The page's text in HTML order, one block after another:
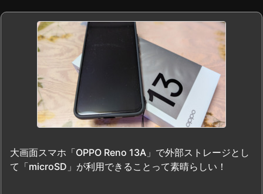
大画面スマホ「OPPO Reno 13A」で外部ストレージとし
て「microSD」が利用できることって素晴らしい！